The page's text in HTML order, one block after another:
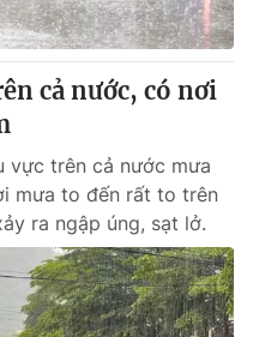
cả nước, có nơi
vực trên cả nước mưa
mưa to đến rất to trên
ra ngập úng, sạt lở.